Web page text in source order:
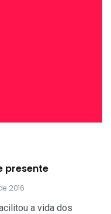
presente
2016
a vida dos